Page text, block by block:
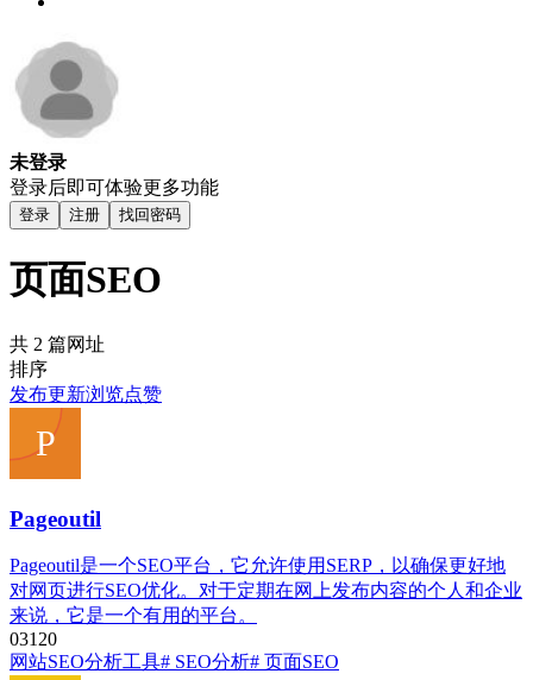
未登录
登录后即可体验更多功能
登录 注册 找回密码
页面SEO
共 2 篇网址
排序
发布更新浏览点赞
Pageoutil
Pageoutil是一个SEO平台，它允许使用SERP，以确保更好地
对网页进行SEO优化。对于定期在网上发布内容的个人和企业
来说，它是一个有用的平台。
03120
网站SEO分析工具# SEO分析# 页面SEO